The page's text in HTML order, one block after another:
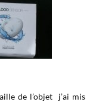
de l’objet j’ai mis